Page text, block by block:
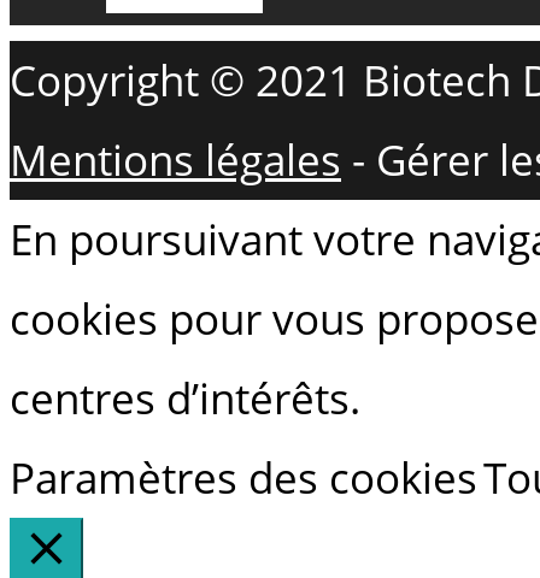
Copyright © 2021 Biotech
Mentions légales - Gérer
En poursuivant votre
cookies pour vous
centres d’intérêts.
Paramètres des cookies